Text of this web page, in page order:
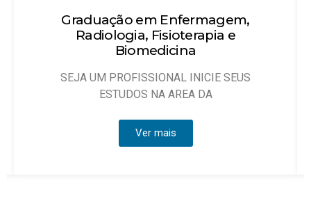
em Enfermagem,
Fisioterapia e
PROFISSIONAL INICIE SEUS
NA AREA DA